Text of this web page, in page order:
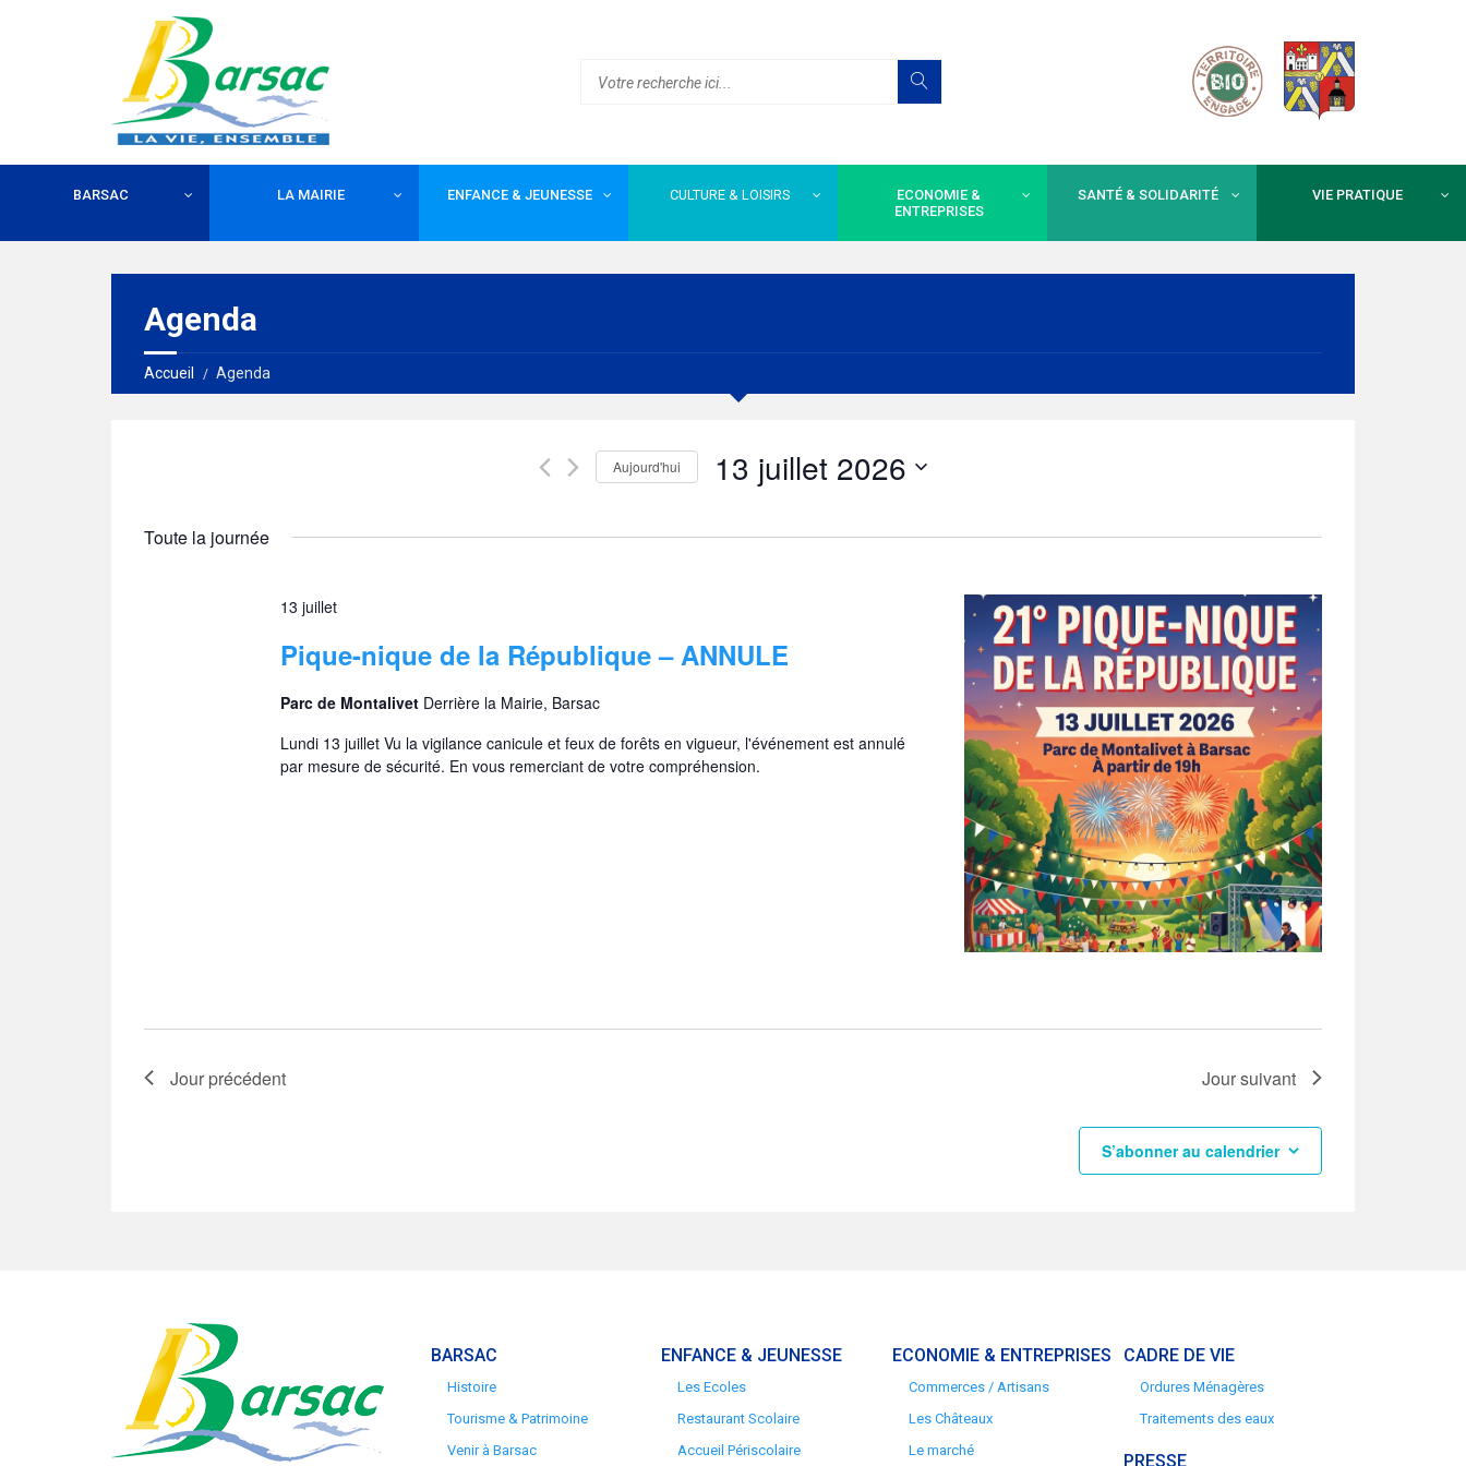
BARSAC LA MAIRIE ENFANCE & JEUNESSE CULTURE & LOISIRS
ECONOMIE &
ENTREPRISES
SANTÉ & SOLIDARITÉ VIE PRATIQUE
Agenda
Accueil Agenda
Aujourd'hui 13 juillet 2026
i
o
e
z
Toute la journée
13 juillet
Pique-nique de la République – ANNULE
Parc de Montalivet Derrière la Mairie, Barsac
Lundi 13 juillet Vu la vigilance canicule et feux de forêts en vigueur, l'événement est annulé
par mesure de sécurité. En vous remerciant de votre compréhension.
Jour précédent Jour suivant
S’abonner au calendrier
BARSAC
Histoire
Tourisme & Patrimoine
Venir à Barsac
ENFANCE & JEUNESSE
Les Ecoles
Restaurant Scolaire
Accueil Périscolaire
ECONOMIE & ENTREPRISES
Commerces / Artisans
Les Châteaux
Le marché
CADRE DE VIE
Ordures Ménagères
Traitements des eaux
PRESSE